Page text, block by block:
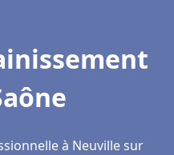
à Neuville sur